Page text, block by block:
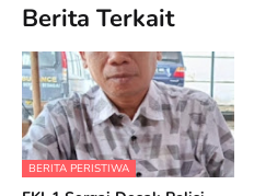
Berita Terkait
BERITA PERISTIWA